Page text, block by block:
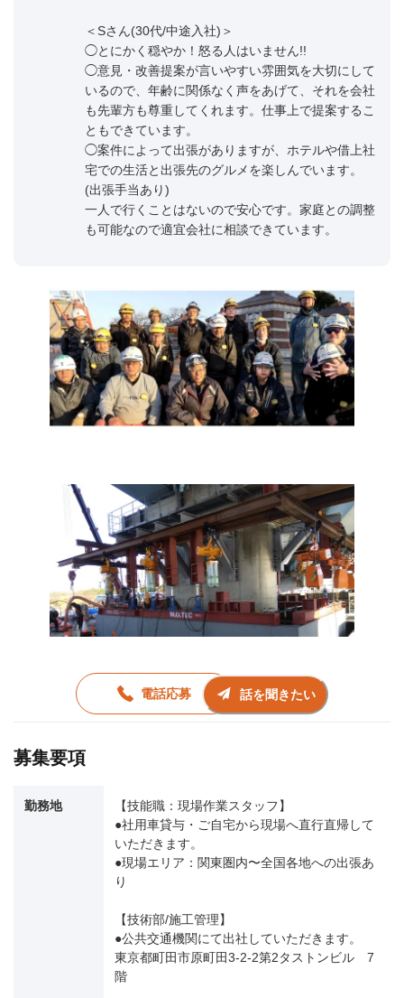
＜Sさん(30代/中途入社)＞
◯とにかく穏やか！怒る人はいません!!
◯意見・改善提案が言いやすい雰囲気を大切にして
いるので、年齢に関係なく声をあげて、それを会社
も先輩方も尊重してくれます。仕事上で提案するこ
ともできています。
◯案件によって出張がありますが、ホテルや借上社
宅での生活と出張先のグルメを楽しんでいます。
(出張手当あり)
一人で行くことはないので安心です。家庭との調整
も可能なので適宜会社に相談できています。
電話応募 話を聞きたい
募集要項
勤務地
【技能職：現場作業スタッフ】
●社用車貸与・ご自宅から現場へ直行直帰して
いただきます。
●現場エリア：関東圏内〜全国各地への出張あ
り
【技術部/施工管理】
●公共交通機関にて出社していただきます。
東京都町田市原町田3-2-2第2タストンビル 7
階